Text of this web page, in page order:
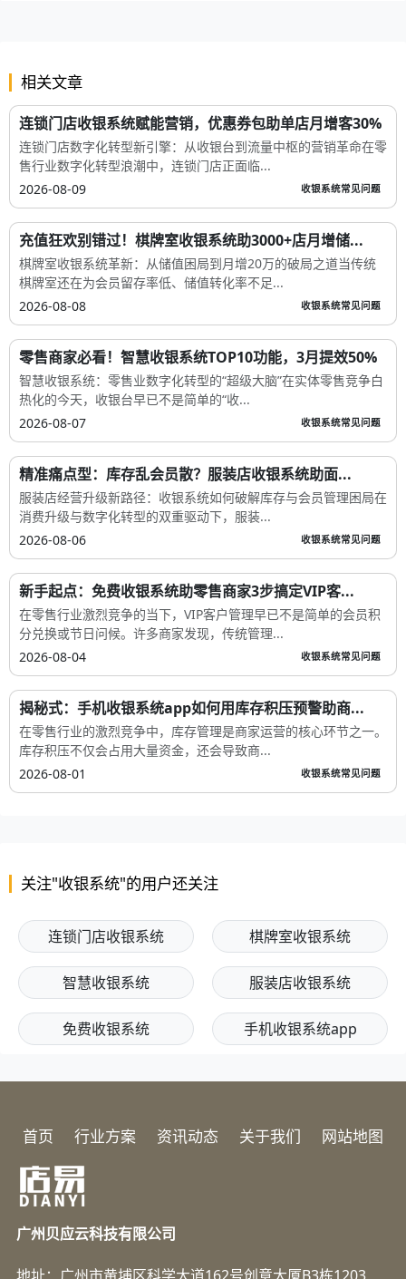
相关文章
连锁门店收银系统赋能营销，优惠券包助单店月增客30%
连锁门店数字化转型新引擎：从收银台到流量中枢的营销革命在零
售行业数字化转型浪潮中，连锁门店正面临...
2026-08-09
收银系统常见问题
充值狂欢别错过！棋牌室收银系统助3000+店月增储...
棋牌室收银系统革新：从储值困局到月增20万的破局之道当传统
棋牌室还在为会员留存率低、储值转化率不足...
2026-08-08
收银系统常见问题
零售商家必看！智慧收银系统TOP10功能，3月提效50%
智慧收银系统：零售业数字化转型的“超级大脑”在实体零售竞争白
热化的今天，收银台早已不是简单的“收...
2026-08-07
收银系统常见问题
精准痛点型：库存乱会员散？服装店收银系统助面...
服装店经营升级新路径：收银系统如何破解库存与会员管理困局在
消费升级与数字化转型的双重驱动下，服装...
2026-08-06
收银系统常见问题
新手起点：免费收银系统助零售商家3步搞定VIP客...
在零售行业激烈竞争的当下，VIP客户管理早已不是简单的会员积
分兑换或节日问候。许多商家发现，传统管理...
2026-08-04
收银系统常见问题
揭秘式：手机收银系统app如何用库存积压预警助商...
在零售行业的激烈竞争中，库存管理是商家运营的核心环节之一。
库存积压不仅会占用大量资金，还会导致商...
2026-08-01
收银系统常见问题
关注"收银系统"的用户还关注
连锁门店收银系统 棋牌室收银系统
智慧收银系统 服装店收银系统
免费收银系统 手机收银系统app
首页 行业方案 资讯动态 关于我们 网站地图
广州贝应云科技有限公司
地址：广州市黄埔区科学大道162号创意大厦B3栋1203